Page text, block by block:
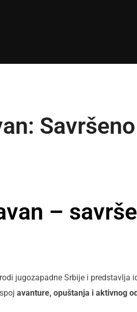
–
jugozapadne Srbije i predstavlja
avanture, opuštanja i aktivnog